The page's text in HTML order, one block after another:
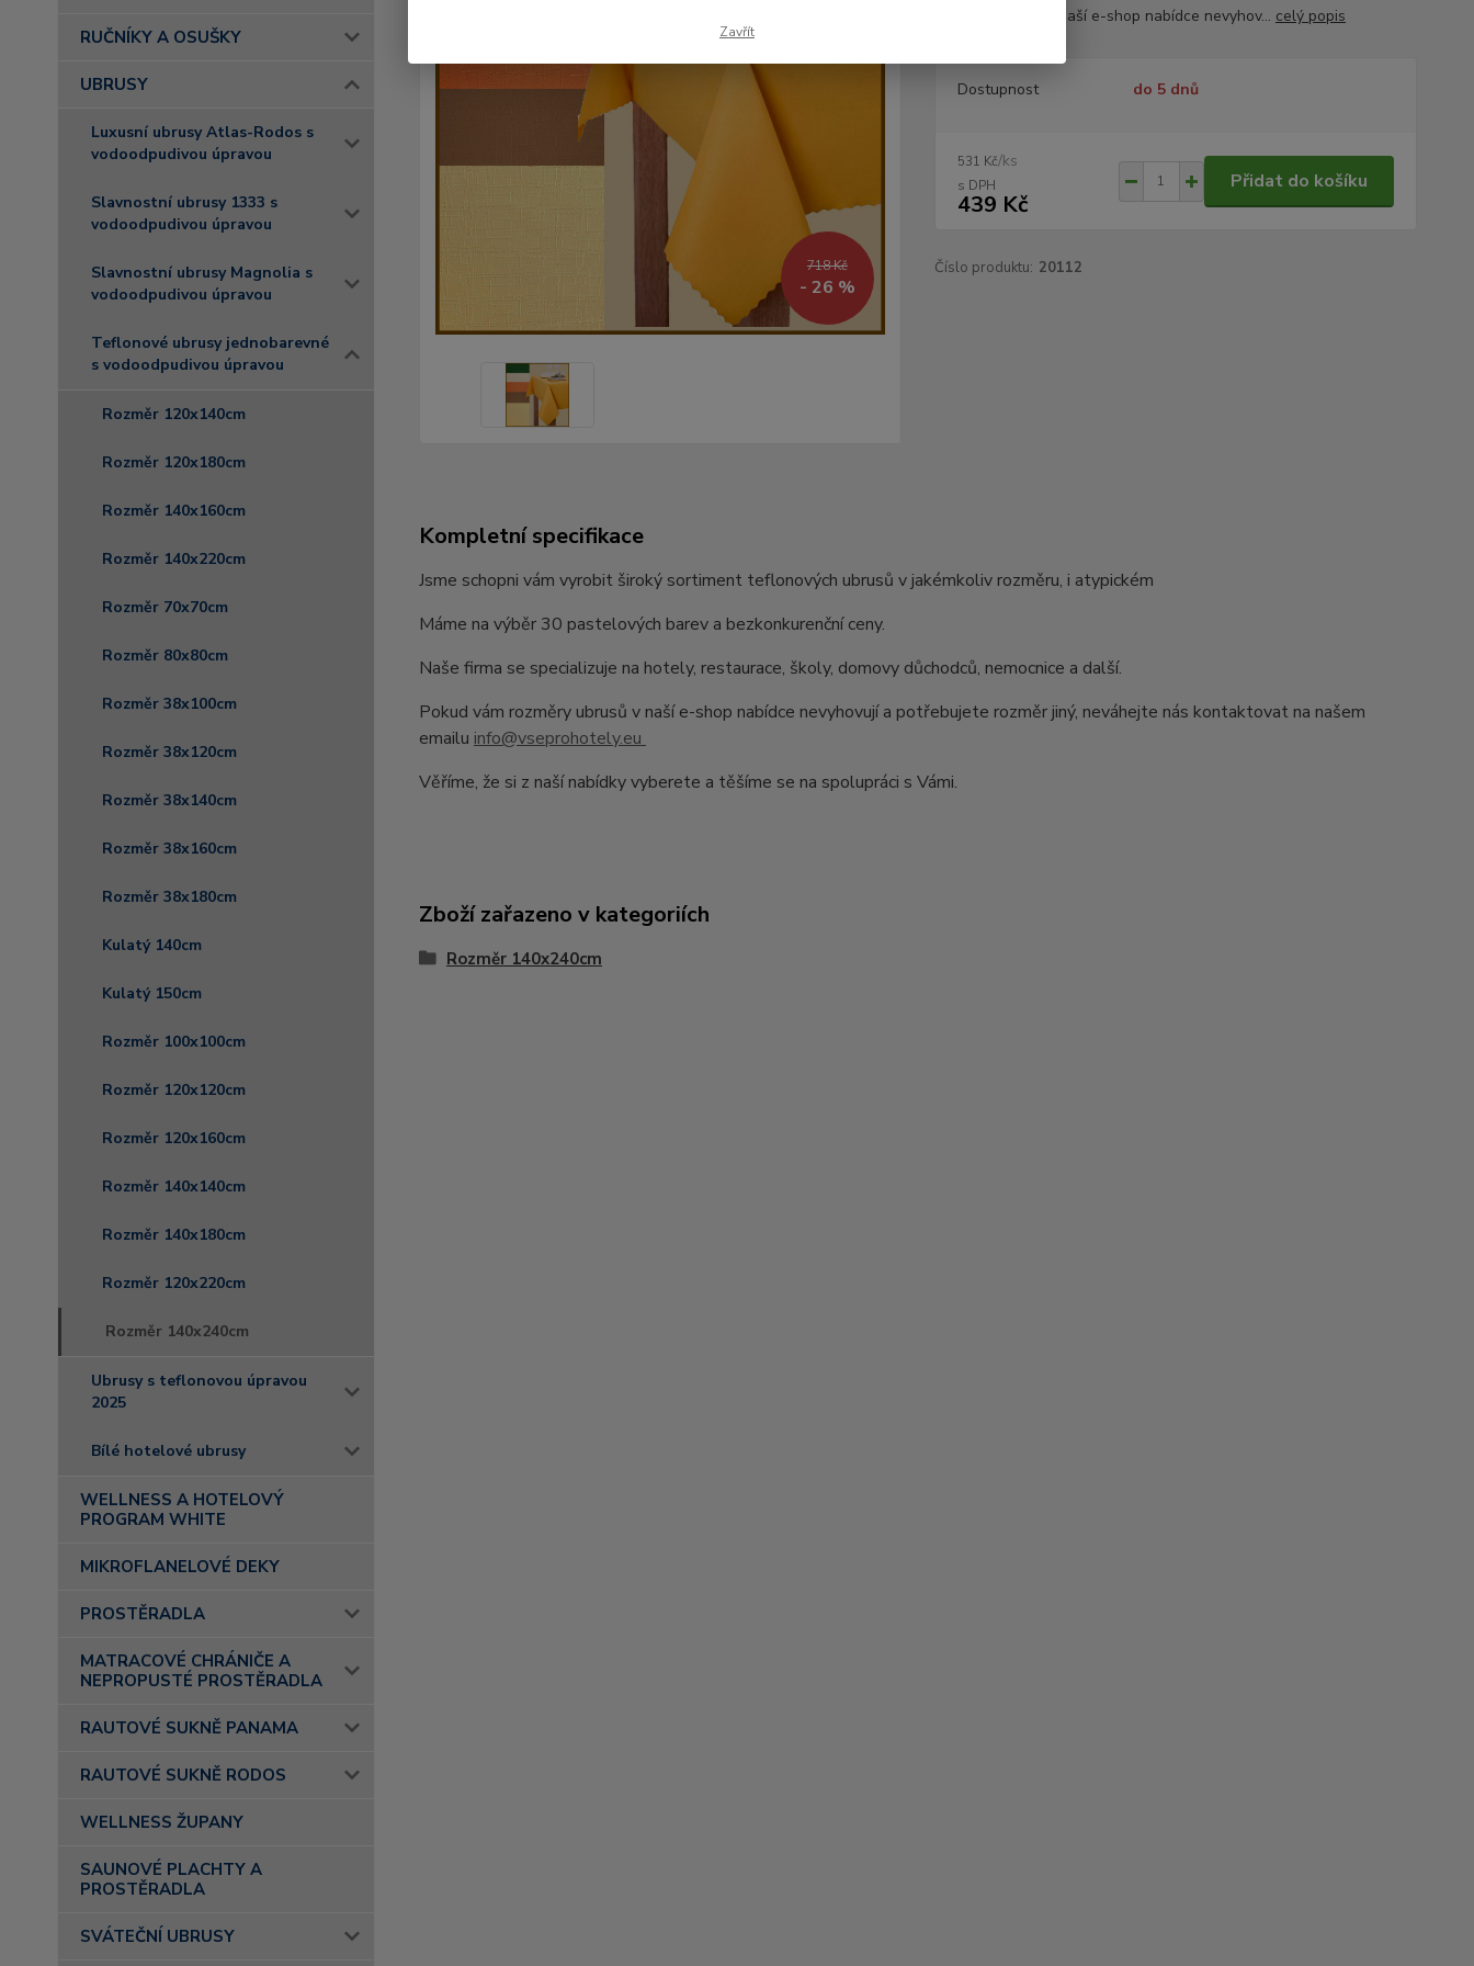
RUČNÍKY A OSUŠKY
UBRUSY
Luxusní ubrusy Atlas-Rodos s
vodoodpudivou úpravou
Slavnostní ubrusy 1333 s
vodoodpudivou úpravou
Slavnostní ubrusy Magnolia s
vodoodpudivou úpravou
Teflonové ubrusy jednobarevné
s vodoodpudivou úpravou
Rozměr 120x140cm
Rozměr 120x180cm
Rozměr 140x160cm
Rozměr 140x220cm
Rozměr 70x70cm
Rozměr 80x80cm
Rozměr 38x100cm
Rozměr 38x120cm
Rozměr 38x140cm
Rozměr 38x160cm
Rozměr 38x180cm
Kulatý 140cm
Kulatý 150cm
Rozměr 100x100cm
Rozměr 120x120cm
Rozměr 120x160cm
Rozměr 140x140cm
Rozměr 140x180cm
Rozměr 120x220cm
Rozměr 140x240cm
Ubrusy s teflonovou úpravou
2025
Bílé hotelové ubrusy
WELLNESS A HOTELOVÝ
PROGRAM WHITE
MIKROFLANELOVÉ DEKY
PROSTĚRADLA
MATRACOVÉ CHRÁNIČE A
NEPROPUSTÉ PROSTĚRADLA
RAUTOVÉ SUKNĚ PANAMA
RAUTOVÉ SUKNĚ RODOS
WELLNESS ŽUPANY
SAUNOVÉ PLACHTY A
PROSTĚRADLA
SVÁTEČNÍ UBRUSY
718 Kč
- 26 %
rozměry ubrusů v naší e-shop nabídce nevyhov... celý popis
Dostupnost do 5 dnů
531 Kč/ks
439 Kč
Přidat do košíku
Číslo produktu: 20112
Kompletní specifikace
Jsme schopni vám vyrobit široký sortiment teflonových ubrusů v jakémkoliv rozměru, i atypickém
Máme na výběr 30 pastelových barev a bezkonkurenční ceny.
Naše firma se specializuje na hotely, restaurace, školy, domovy důchodců, nemocnice a další.
Pokud vám rozměry ubrusů v naší e-shop nabídce nevyhovují a potřebujete rozměr jiný, neváhejte nás kontaktovat na našem
emailu info@vseprohotely.eu
Věříme, že si z naší nabídky vyberete a těšíme se na spolupráci s Vámi.
Zboží zařazeno v kategoriích
Rozměr 140x240cm
Zavřít